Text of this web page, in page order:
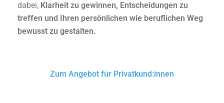
dabei, Klarheit zu gewinnen, Entscheidungen zu
treffen und Ihren persönlichen wie beruflichen Weg
bewusst zu gestalten.
Zum Angebot für Privatkund:innen